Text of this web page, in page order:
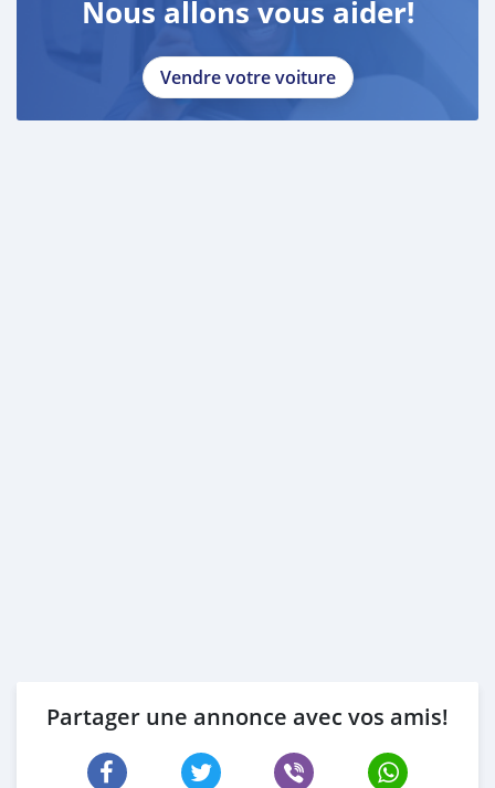
Nous allons vous aider!
Vendre votre voiture
Partager une annonce avec vos amis!